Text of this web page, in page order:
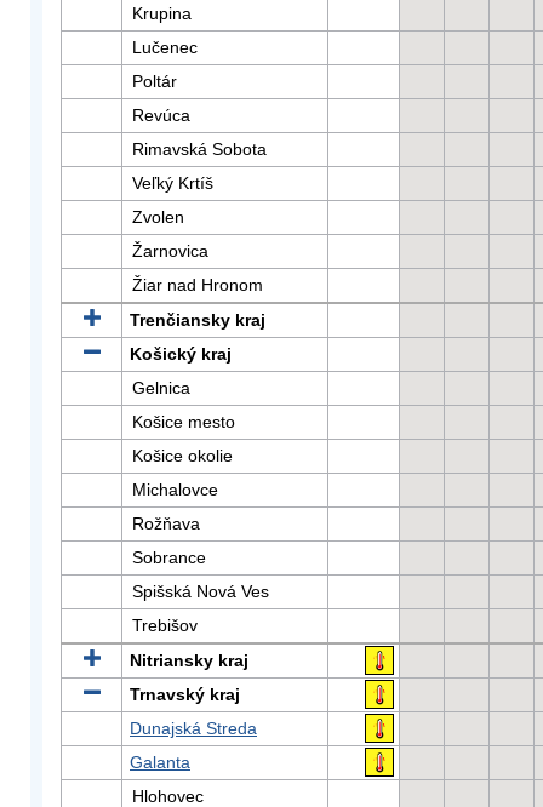
Krupina
Lučenec
Poltár
Revúca
Rimavská Sobota
Veľký Krtíš
Zvolen
Žarnovica
Žiar nad Hronom
Trenčiansky kraj
Košický kraj
Gelnica
Košice mesto
Košice okolie
Michalovce
Rožňava
Sobrance
Spišská Nová Ves
Trebišov
Nitriansky kraj
Trnavský kraj
Dunajská Streda
Galanta
Hlohovec